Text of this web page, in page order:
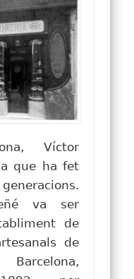
, Víctor
que ha fet
va ser
de
de